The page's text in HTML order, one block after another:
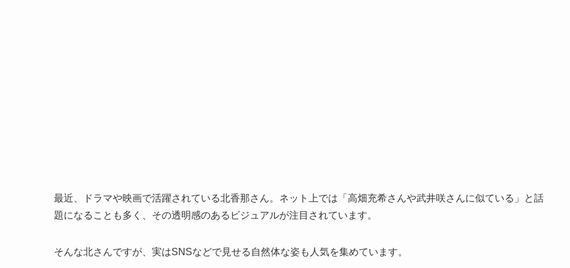
最近、ドラマや映画で活躍されている北香那さん。ネット上では「高畑充希さんや武井咲さんに似ている」と話
題になることも多く、その透明感のあるビジュアルが注目されています。
そんな北さんですが、実はSNSなどで見せる自然体な姿も人気を集めています。